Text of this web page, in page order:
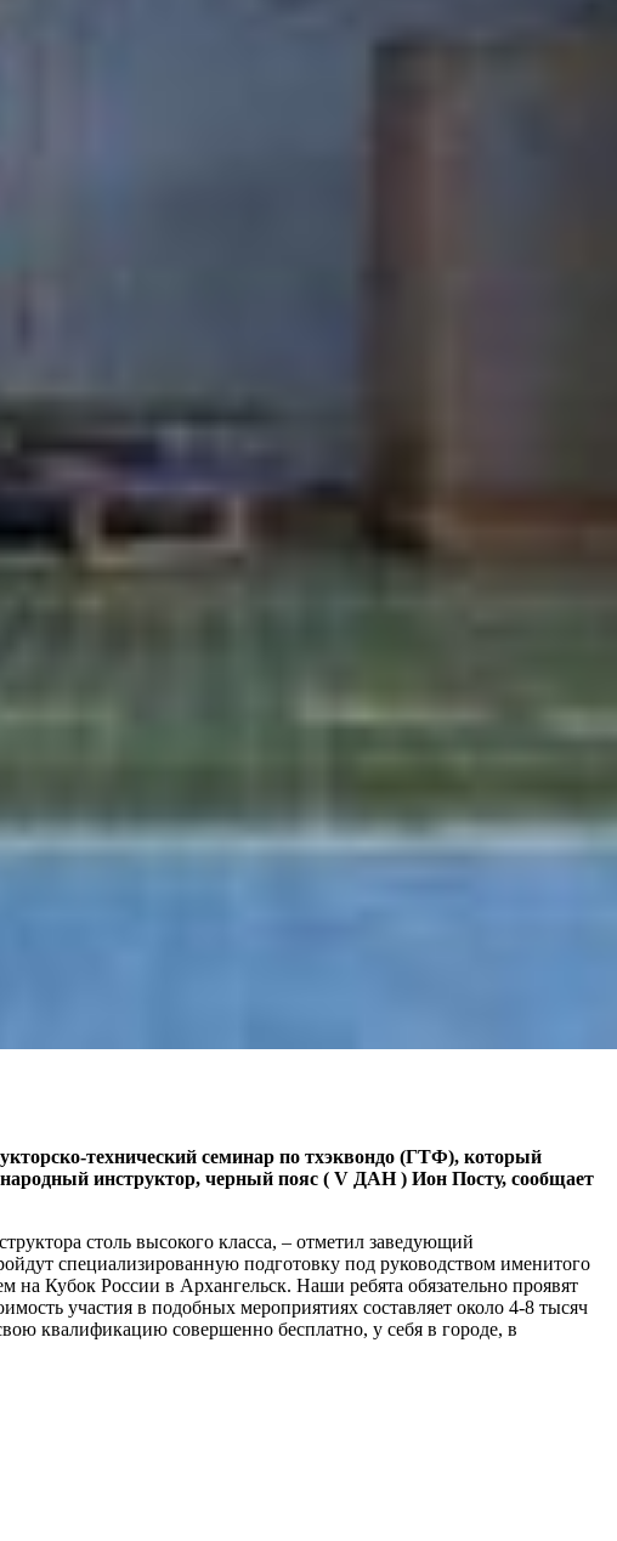
технический семинар по тхэквондо (ГТФ), который
инструктор, черный пояс ( V ДАН ) Ион Посту, сообщает
столь высокого класса, – отметил заведующий
специализированную подготовку под руководством именитого
на Кубок России в Архангельск. Наши ребята обязательно проявят
участия в подобных мероприятиях составляет около 4-8 тысяч
квалификацию совершенно бесплатно, у себя в городе, в